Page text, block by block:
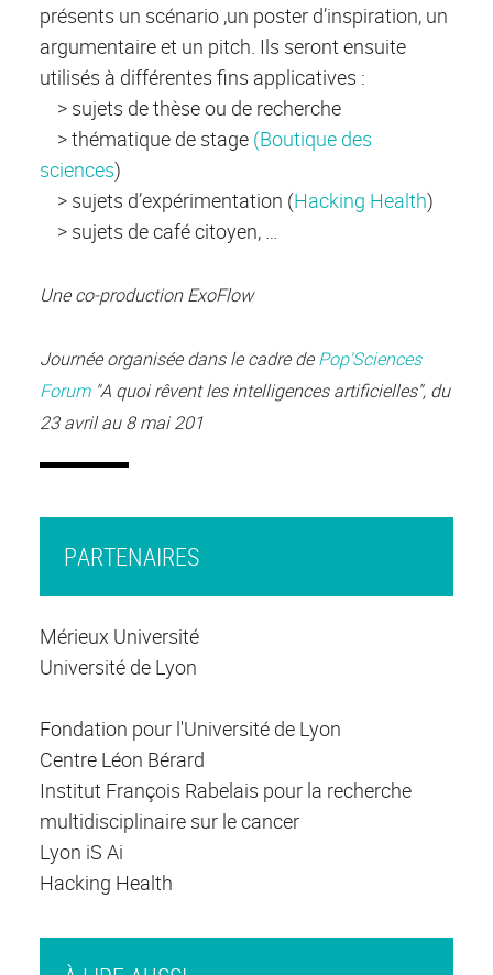
présents un scénario ,un poster d’inspiration, un
argumentaire et un pitch. Ils seront ensuite
utilisés à différentes fins applicatives :
> sujets de thèse ou de recherche
> thématique de stage (Boutique des
sciences)
> sujets d’expérimentation (Hacking Health)
> sujets de café citoyen, …
Une co-production ExoFlow
Journée organisée dans le cadre dePop'Sciences
Forum"A quoi rêvent les intelligences artificielles", du
23 avril au 8 mai 201
PARTENAIRES
Mérieux Université
Université de Lyon
Fondation pour l'Université de Lyon
Centre Léon Bérard
Institut François Rabelais pour la recherche
multidisciplinaire sur le cancer
Lyon iS Ai
Hacking Health